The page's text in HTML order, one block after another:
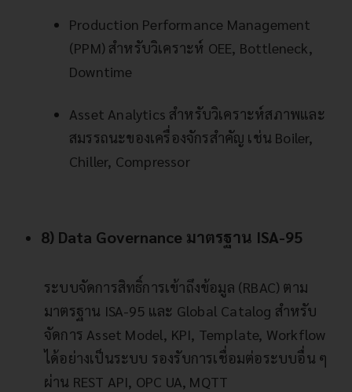
Production Performance Management
(PPM) สำหรับวิเคราะห์ OEE, Bottleneck,
Downtime
Asset Analytics สำหรับวิเคราะห์สภาพและ
สมรรถนะของเครื่องจักรสำคัญ เช่น Boiler,
Chiller, Compressor
8) Data Governance มาตรฐาน ISA-95
ระบบจัดการสิทธิ์การเข้าถึงข้อมูล (RBAC) ตาม
มาตรฐาน ISA-95 และ Global Catalog สำหรับ
จัดการ Asset Model, KPI, Template, Workflow
ได้อย่างเป็นระบบ รองรับการเชื่อมต่อระบบอื่น ๆ
ผ่าน REST API, OPC UA, MQTT